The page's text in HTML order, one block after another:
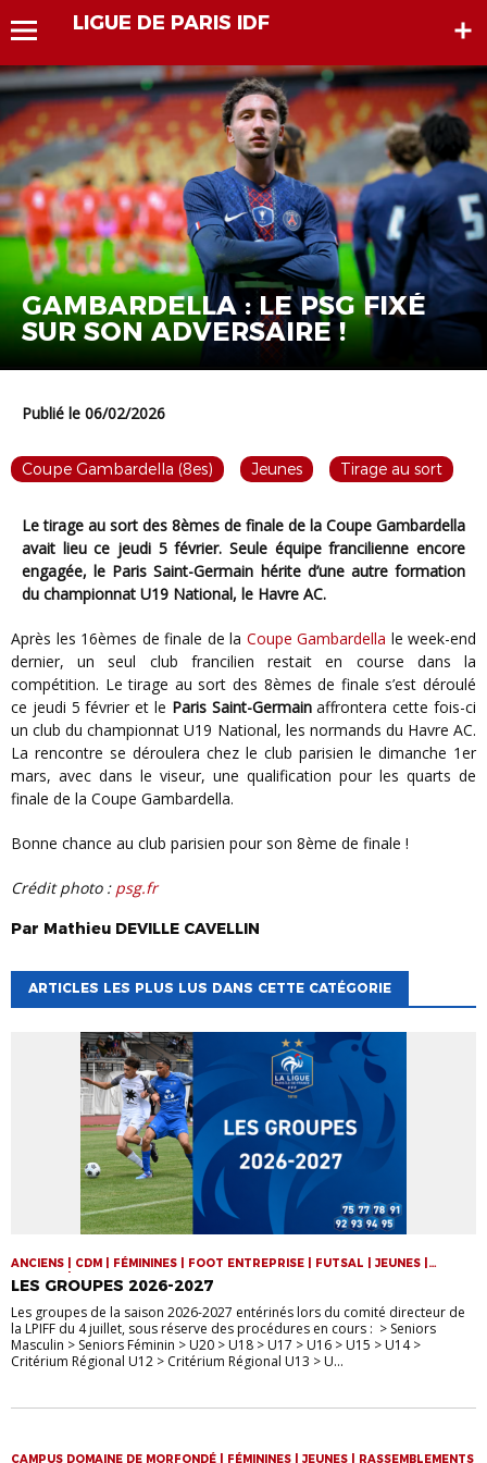
LIGUE DE PARIS IDF
GAMBARDELLA : LE PSG FIXÉ
SUR SON ADVERSAIRE !
Publié le 06/02/2026
Coupe Gambardella (8es) Jeunes Tirage au sort
Le tirage au sort des 8èmes de finale de la Coupe Gambardella
avait lieu ce jeudi 5 février. Seule équipe francilienne encore
engagée, le Paris Saint-Germain hérite d’une autre formation
du championnat U19 National, le Havre AC.
Après les 16èmes de finale de la Coupe Gambardella le week-end
dernier, un seul club francilien restait en course dans la
compétition. Le tirage au sort des 8èmes de finale s’est déroulé
ce jeudi 5 février et le Paris Saint-Germainaffrontera cette fois-ci
un club du championnat U19 National, les normands du Havre AC.
La rencontre se déroulera chez le club parisien le dimanche 1er
mars, avec dans le viseur, une qualification pour les quarts de
finale de la Coupe Gambardella.
Bonne chance au club parisien pour son 8ème de finale !
Crédit photo : psg.fr
Par Mathieu DEVILLE CAVELLIN
ARTICLES LES PLUS LUS DANS CETTE CATÉGORIE
ANCIENS | CDM | FÉMININES | FOOT ENTREPRISE | FUTSAL | JEUNES |
SENIORS | VIE DE LA LIGUE
LES GROUPES 2026-2027
Les groupes de la saison 2026-2027 entérinés lors du comité directeur de
la LPIFF du 4 juillet, sous réserve des procédures en cours : > Seniors
Masculin > Seniors Féminin > U20 > U18 > U17 > U16 > U15 > U14 >
Critérium Régional U12 > Critérium Régional U13 > U...
CAMPUS DOMAINE DE MORFONDÉ | FÉMININES | JEUNES | RASSEMBLEMENTS